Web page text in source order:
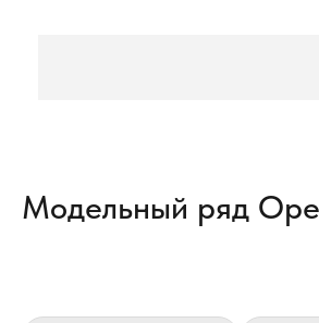
Модельный ряд